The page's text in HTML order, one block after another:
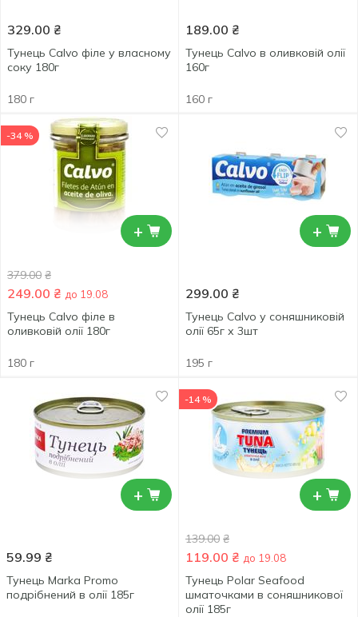
329.00 ₴
Тунець Calvo філе у власному
соку 180г
180 г
189.00 ₴
Тунець Calvo в оливковій олії
160г
160 г
+
-34 %
379.00 ₴
249.00 ₴ до 19.08
Тунець Calvo філе в
оливковій олії 180г
180 г
+
299.00 ₴
Тунець Calvo у соняшниковій
олії 65г х 3шт
195 г
+
59.99 ₴
Тунець Marka Promo
подрібнений в олії 185г
+
-14 %
139.00 ₴
119.00 ₴ до 19.08
Тунець Polar Seafood
шматочками в соняшникової
олії 185г